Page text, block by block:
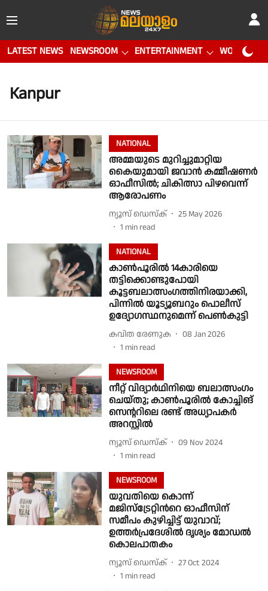
LATEST NEWS NEWSROOM ENTERTAINMENT WORLD CUP
Kanpur
NATIONAL
അമ്മയുടെ മുറിച്ചുമാറ്റിയ
കൈയുമായി ജവാന്‍ കമ്മീഷണര്‍
ഓഫീസില്‍; ചികിത്സാ പിഴവെന്ന്
ആരോപണം
ന്യൂസ് ഡെസ്ക്
25 May 2026
1 min read
NATIONAL
കാണ്‍പൂരില്‍ 14കാരിയെ
തട്ടിക്കൊണ്ടുപോയി
കൂട്ടബലാത്സംഗത്തിനിരയാക്കി,
പിന്നില്‍ യൂട്യൂബറും പൊലീസ്
ഉദ്യോഗസ്ഥനുമെന്ന് പെൺകുട്ടി
കവിത രേണുക
08 Jan 2026
1 min read
NEWSROOM
നീറ്റ് വിദ്യാർഥിനിയെ ബലാത്സംഗം
ചെയ്തു; കാൺപൂരിൽ കോച്ചിങ്
സെൻ്ററിലെ രണ്ട് അധ്യാപകർ
അറസ്റ്റിൽ
ന്യൂസ് ഡെസ്ക്
09 Nov 2024
1 min read
NEWSROOM
യുവതിയെ കൊന്ന്
മജിസ്ട്രേറ്റി‍ന്‍റെ ഓഫീസിന്
സമീപം കുഴിച്ചിട്ട് യുവാവ്;
ഉത്തർപ്രദേശിൽ ദൃശ്യം മോഡൽ
കൊലപാതകം
ന്യൂസ് ഡെസ്ക്
27 Oct 2024
1 min read